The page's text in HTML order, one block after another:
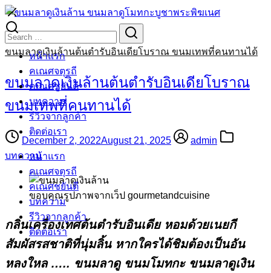
Skip
to
content
หน้าแรก
คเณศจตุรถี
คเณศชยันตี
บทความ
รีวิวจากลูกค้า
ติดต่อเรา
หน้าแรก
คเณศจตุรถี
คเณศชยันตี
บทความ
รีวิวจากลูกค้า
ติดต่อเรา
Search
for:
ขนมลาดูเงินล้านต้นตำรับอินเดียโบราณ ขนมเทพที่คนทานได้
ขนมลาดูเงินล้านต้นตำรับอินเดียโบราณ
ขนมเทพที่คนทานได้
December 2, 2022August 21, 2025
admin
บทความ
ขอบคุณรูปภาพจากเว็ป gourmetandcuisine
กลิ่นเครื่องเทศต้นตำรับอินเดีย หอมด้วยเนยกี
สัมผัสรสชาติที่นุ่มลิ้น หากใครได้ชิมต้องเป็นอัน
หลงใหล ….. ขนมลาดู ขนมโมทกะ ขนมลาดูเงิน